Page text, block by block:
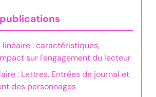
linéaire : caractéristiques,
sur l'engagement du lecteur
: Lettres, Entrées de journal et
des personnages